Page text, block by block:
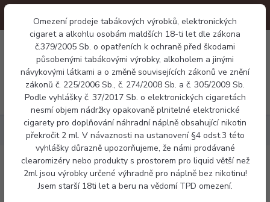
Omezení prodeje tabákových výrobků, elektronických
cigaret a alkohlu osobám maldších 18-ti let dle zákona
č.379/2005 Sb. o opatřeních k ochraně před škodami
působenými tabákovými výrobky, alkoholem a jinými
návykovými látkami a o změně souvisejících zákonů ve znění
zákonů č. 225/2006 Sb., č. 274/2008 Sb. a č. 305/2009 Sb.
Podle vyhlášky č. 37/2017 Sb. o elektronických cigaretách
nesmí objem nádržky opakovaně plnitelné elektronické
cigarety pro doplňování náhradní náplně obsahující nikotin
překročit 2 ml. V návaznosti na ustanovení §4 odst.3 této
vyhlášky důrazně upozorňujeme, že námi prodávané
clearomizéry nebo produkty s prostorem pro liquid větší než
2ml jsou výrobky určené výhradně pro náplně bez nikotinu!
Jsem starší 18ti let a beru na vědomí TPD omezení.
Menu
0 Kč
Náplně LIQUA Salt Strawberry Banana 10ml
LIQUA Salt Strawberry Banana 10ml